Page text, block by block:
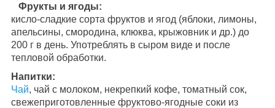
Фрукты и ягоды:
кисло-сладкие сорта фруктов и ягод (яблоки, лимоны,
апельсины, смородина, клюква, крыжовник и др.) до
200 г в день. Употреблять в сыром виде и после
тепловой обработки.
Напитки:
Чай, чай с молоком, некрепкий кофе, томатный сок,
свежеприготовленные фруктово-ягодные соки из